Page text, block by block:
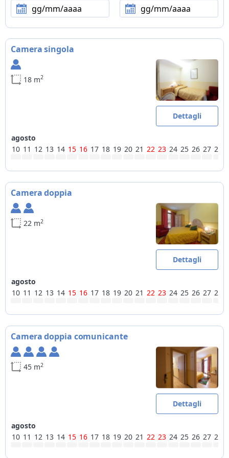
Animali
si accettano animali domestici di piccola taglia
Metodi di pagamento
tutte le carte di credito
Sci
skiroom con scalda scarponi, piste da sci raggiungibili a piedi
gg/mm/aaaa gg/mm/aaaa
Camera singola
18 m2
Dettagli
agosto
10 11 12 13 14 15 16 17 18 19 20 21 22 23 24 25 26 27 28
Camera doppia
22 m2
Dettagli
agosto
10 11 12 13 14 15 16 17 18 19 20 21 22 23 24 25 26 27 28
Camera doppia comunicante
45 m2
Dettagli
agosto
10 11 12 13 14 15 16 17 18 19 20 21 22 23 24 25 26 27 28